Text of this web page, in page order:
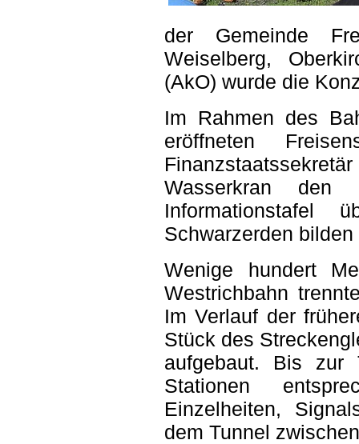
der Gemeinde
Weiselberg,
(AkO) wurde die
Im Rahmen des
eröffneten
Wasserkran den
Informationstafel
Schwarzerden
Wenige hundert
Westrichbahn
Im Verlauf der
Stück des
aufgebaut. Bis zur
Stationen
Einzelheiten,
dem Tunnel